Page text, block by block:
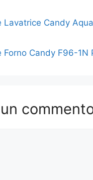
Lavatrice Candy
Forno Candy F96-1N